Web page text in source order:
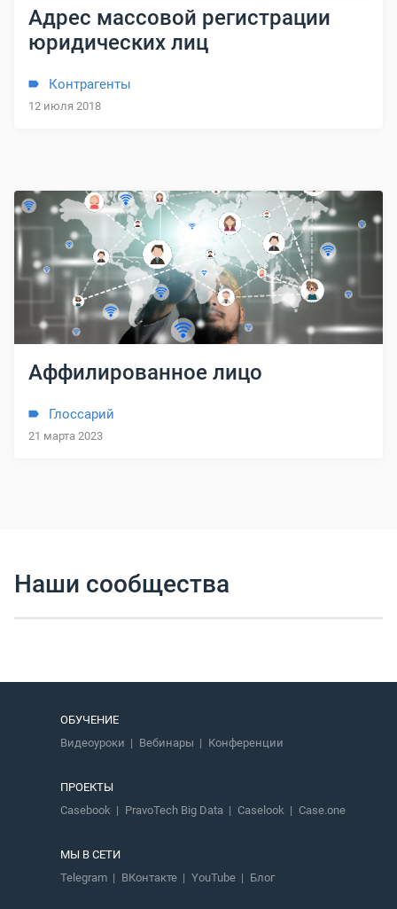
Адрес массовой регистрации
юридических лиц
Контрагенты
12 июля 2018
Аффилированное лицо
Глоссарий
21 марта 2023
Наши сообщества
ОБУЧЕНИЕ
Видеоуроки
Вебинары Конференции
ПРОЕКТЫ
Casebook
PravoTech Big Data Caselook Case.one
МЫ В СЕТИ
Telegram
ВКонтакте YouTube Блог